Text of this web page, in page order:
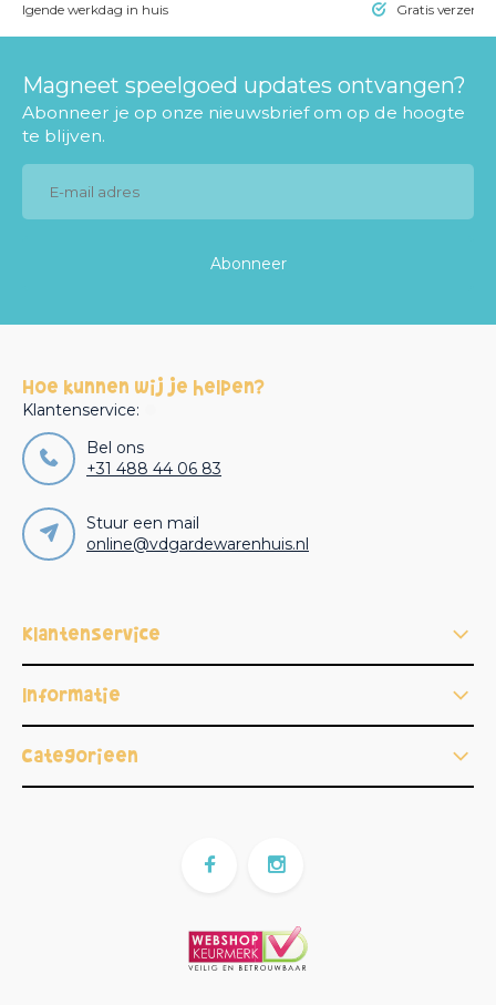
volgende werkdag in huis Gratis
Magneet speelgoed updates ontvangen?
Abonneer je op onze nieuwsbrief om op de hoogte
te blijven.
Abonneer
Hoe kunnen wij je helpen?
Klantenservice:
Bel ons
+31 488 44 06 83
Stuur een mail
online@vdgardewarenhuis.nl
Klantenservice
Informatie
Categorieën